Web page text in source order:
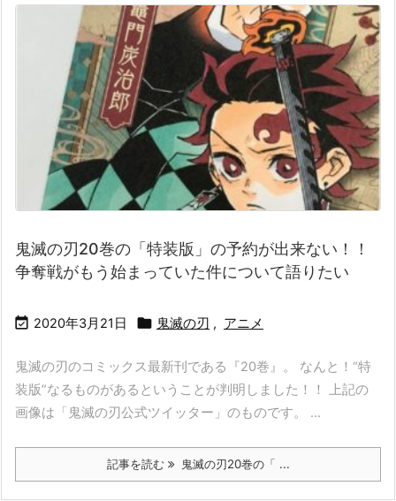
鬼滅の刃20巻の「特装版」の予約が出来ない！！
争奪戦がもう始まっていた件について語りたい
 2020年3月21日  鬼滅の刃 , アニメ
鬼滅の刃のコミックス最新刊である『20巻』。 なんと！“特
装版”なるものがあるということが判明しました！！ 上記の
画像は「鬼滅の刃公式ツイッター」のものです。 ...
記事を読む 鬼滅の刃20巻の「 ...